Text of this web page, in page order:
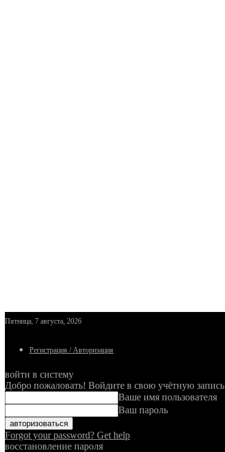
Пятница, 7 августа, 2026
Регистрация / Авторизация
войти в систему
Добро пожаловать! Войдите в свою учётную запись
Ваше имя пользователя
Ваш пароль
Forgot your password? Get help
восстановление пароля